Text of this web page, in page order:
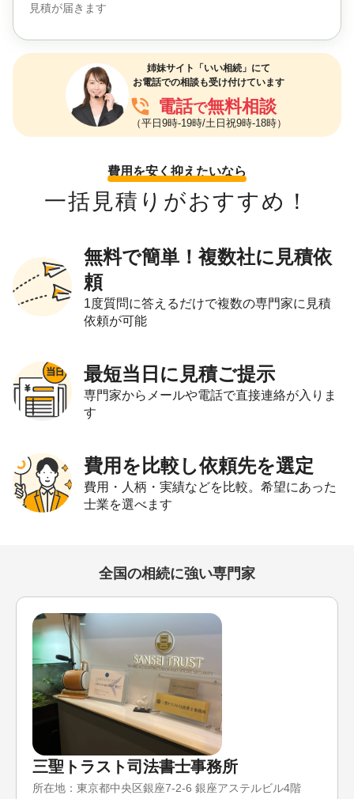
見積が届きます
姉妹サイト「いい相続」にて
お電話での相談も受け付けています
phone_in_talk 電話で無料相談
（平日9時-19時/土日祝9時-18時）
費用を安く抑えたいなら
一括見積りがおすすめ！
無料で簡単！複数社に見積依
頼
1度質問に答えるだけで複数の専門家に見積
依頼が可能
最短当日に見積ご提示
専門家からメールや電話で直接連絡が入りま
す
費用を比較し依頼先を選定
費用・人柄・実績などを比較。希望にあった
士業を選べます
全国の相続に強い専門家
三聖トラスト司法書士事務所
所在地： 東京都中央区銀座7-2-6 銀座アステルビル4階